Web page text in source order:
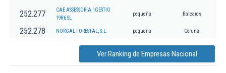
252.277
CAE ASSESSORIA I GESTIO
1986 SL
pequeña Baleares
252.278 NORGAL FORESTAL, S.L. pequeña Coruña
Ver Ranking de Empresas Nacional